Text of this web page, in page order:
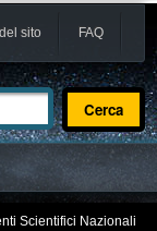
sito FAQ
Scientifici Nazionali